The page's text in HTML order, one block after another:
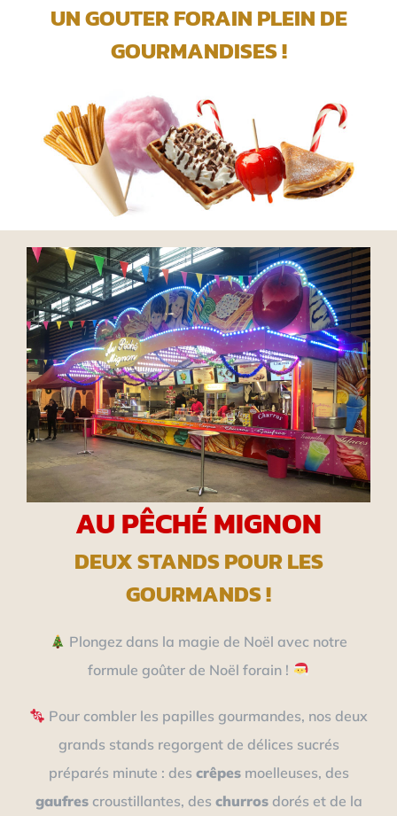
UN GOUTER FORAIN PLEIN DE
GOURMANDISES !
AU PÊCHÉ MIGNON
DEUX STANDS POUR LES
GOURMANDS !
Plongez dans la magie de Noël avec notre
formule goûter de Noël forain !
Pour combler les papilles gourmandes, nos deux
grands stands regorgent de délices sucrés
préparés minute : des crêpesmoelleuses, des
gaufrescroustillantes, des churrosdorés et de la